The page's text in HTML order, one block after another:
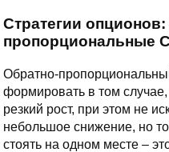
Стратегии
пропорциональные
Обратно-
формировать в том
резкий рост, при этом не
небольшое снижение, но
стоять на одном месте –